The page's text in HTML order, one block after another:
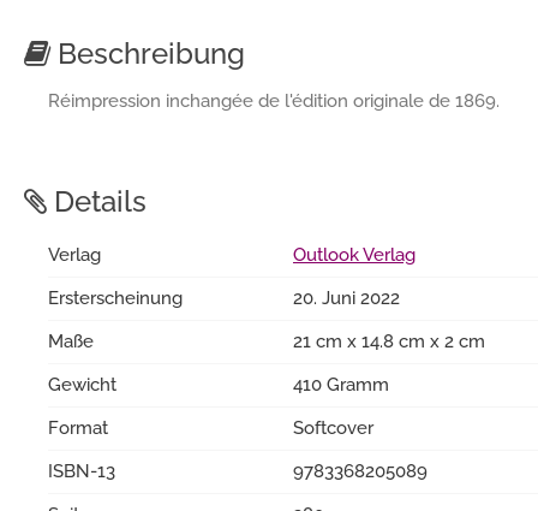
Beschreibung
Réimpression inchangée de l'édition originale de 1869.
Details
Verlag
Outlook Verlag
Ersterscheinung
20. Juni 2022
Maße
21 cm x 14.8 cm x 2 cm
Gewicht
410 Gramm
Format
Softcover
ISBN-13
9783368205089